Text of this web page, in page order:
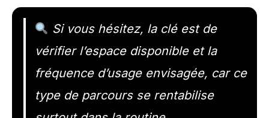
Si vous hésitez, la clé est de
vérifier l’espace disponible et la
fréquence d’usage envisagée, car ce
type de parcours se rentabilise